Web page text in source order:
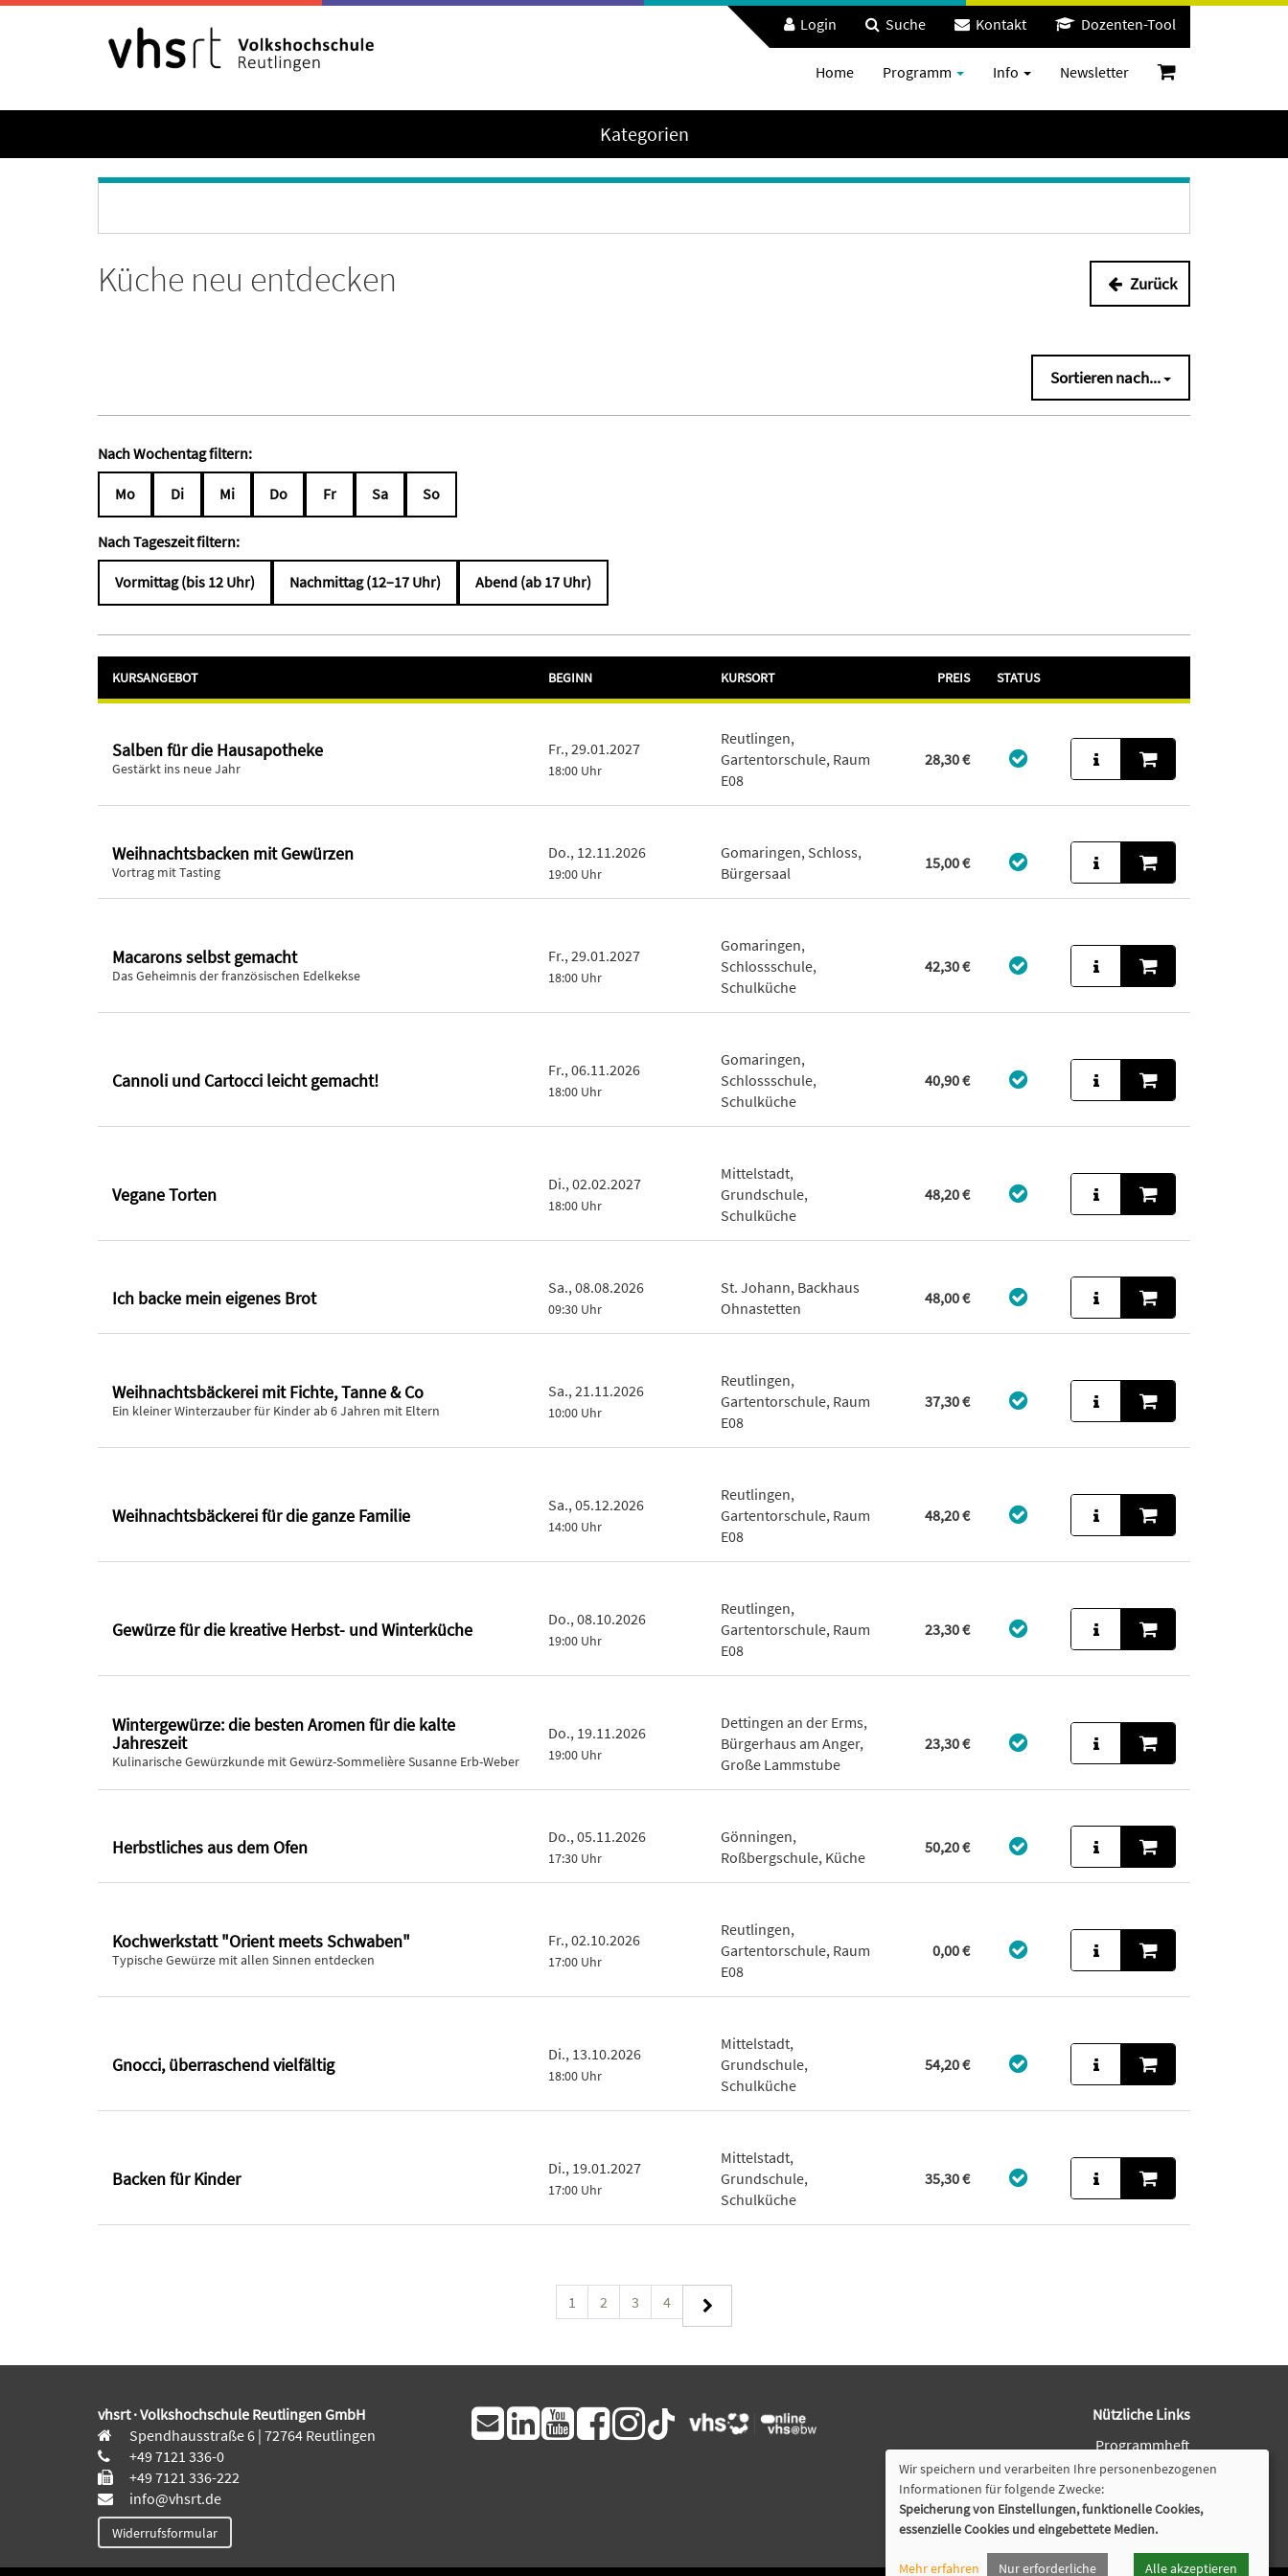
Login Suche Kontakt Dozenten-Tool
Home Programm Info Newsletter
Kategorien
Küche neu entdecken Zurück
Sortieren nach...
Nach Wochentag filtern:
Mo Di Mi Do Fr Sa So
Nach Tageszeit filtern:
Vormittag (bis 12 Uhr) Nachmittag (12–17 Uhr) Abend (ab 17 Uhr)
KURSANGEBOT BEGINN KURSORT PREIS STATUS
Salben für die Hausapotheke
Gestärkt ins neue Jahr
Fr., 29.01.2027
18:00 Uhr
Reutlingen,
Gartentorschule, Raum
E08
28,30 €
Weihnachtsbacken mit Gewürzen
Vortrag mit Tasting
Do., 12.11.2026
19:00 Uhr
Gomaringen, Schloss,
Bürgersaal
15,00 €
Macarons selbst gemacht
Das Geheimnis der französischen Edelkekse
Fr., 29.01.2027
18:00 Uhr
Gomaringen,
Schlossschule,
Schulküche
42,30 €
Cannoli und Cartocci leicht gemacht! Fr., 06.11.2026
18:00 Uhr
Gomaringen,
Schlossschule,
Schulküche
40,90 €
Vegane Torten Di., 02.02.2027
18:00 Uhr
Mittelstadt,
Grundschule,
Schulküche
48,20 €
Ich backe mein eigenes Brot Sa., 08.08.2026
09:30 Uhr
St. Johann, Backhaus
Ohnastetten
48,00 €
Weihnachtsbäckerei mit Fichte, Tanne & Co
Ein kleiner Winterzauber für Kinder ab 6 Jahren mit Eltern
Sa., 21.11.2026
10:00 Uhr
Reutlingen,
Gartentorschule, Raum
E08
37,30 €
Weihnachtsbäckerei für die ganze Familie Sa., 05.12.2026
14:00 Uhr
Reutlingen,
Gartentorschule, Raum
E08
48,20 €
Gewürze für die kreative Herbst- und Winterküche Do., 08.10.2026
19:00 Uhr
Reutlingen,
Gartentorschule, Raum
E08
23,30 €
Wintergewürze: die besten Aromen für die kalte
Jahreszeit
Kulinarische Gewürzkunde mit Gewürz-Sommelière Susanne Erb-Weber
Do., 19.11.2026
19:00 Uhr
Dettingen an der Erms,
Bürgerhaus am Anger,
Große Lammstube
23,30 €
Herbstliches aus dem Ofen Do., 05.11.2026
17:30 Uhr
Gönningen,
Roßbergschule, Küche
50,20 €
Kochwerkstatt "Orient meets Schwaben"
Typische Gewürze mit allen Sinnen entdecken
Fr., 02.10.2026
17:00 Uhr
Reutlingen,
Gartentorschule, Raum
E08
0,00 €
Gnocci, überraschend vielfältig Di., 13.10.2026
18:00 Uhr
Mittelstadt,
Grundschule,
Schulküche
54,20 €
Backen für Kinder Di., 19.01.2027
17:00 Uhr
Mittelstadt,
Grundschule,
Schulküche
35,30 €
1 2 3 4
vhsrt · Volkshochschule Reutlingen GmbH
Spendhausstraße 6 | 72764 Reutlingen
+49 7121 336-0
+49 7121 336-222
info@vhsrt.de
Widerrufsformular
Nützliche Links
Programmheft
Downloads
Öffnungszeiten
Cookie Einstellungen
Wir speichern und verarbeiten Ihre personenbezogenen
Informationen für folgende Zwecke:
Speicherung von Einstellungen, funktionelle Cookies,
essenzielle Cookies und eingebettete Medien.
Mehr erfahren Nur erforderliche Alle akzeptieren